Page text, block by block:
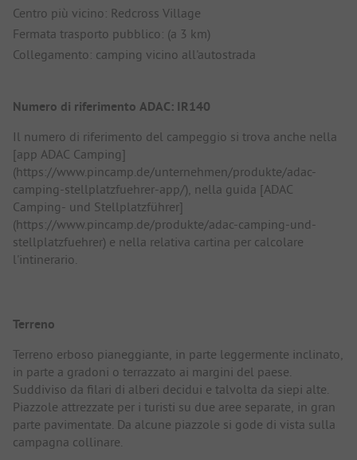
Centro più vicino: Redcross Village
Fermata trasporto pubblico: (a 3 km)
Collegamento: camping vicino all'autostrada
Numero di riferimento ADAC: IR140
Il numero di riferimento del campeggio si trova anche nella
[app ADAC Camping]
(https://www.pincamp.de/unternehmen/produkte/adac-
camping-stellplatzfuehrer-app/), nella guida [ADAC
Camping- und Stellplatzführer]
(https://www.pincamp.de/produkte/adac-camping-und-
stellplatzfuehrer) e nella relativa cartina per calcolare
l'intinerario.
Terreno
Terreno erboso pianeggiante, in parte leggermente inclinato,
in parte a gradoni o terrazzato ai margini del paese.
Suddiviso da filari di alberi decidui e talvolta da siepi alte.
Piazzole attrezzate per i turisti su due aree separate, in gran
parte pavimentate. Da alcune piazzole si gode di vista sulla
campagna collinare.